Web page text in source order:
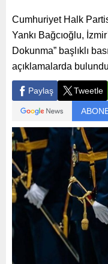
Cumhuriyet Halk
Yankı Bağcıoğlu,
Dokunma” başlıklı
açıklamalarda
Paylaş Tweetle